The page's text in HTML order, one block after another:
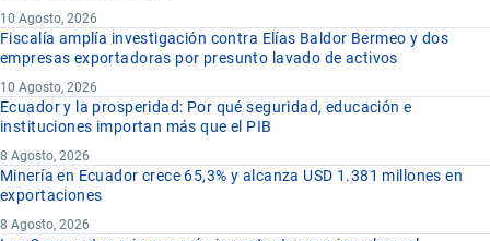
10 Agosto, 2026
Fiscalía amplía investigación contra Elías Baldor Bermeo y dos
empresas exportadoras por presunto lavado de activos
10 Agosto, 2026
Ecuador y la prosperidad: Por qué seguridad, educación e
instituciones importan más que el PIB
8 Agosto, 2026
Minería en Ecuador crece 65,3% y alcanza USD 1.381 millones en
exportaciones
8 Agosto, 2026